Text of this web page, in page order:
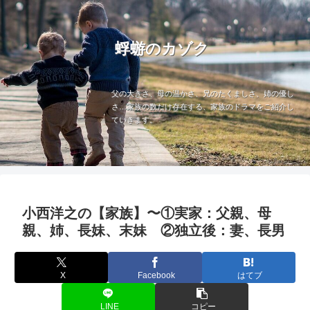
蜉蝣のカゾク
父の大きさ、母の温かさ、兄のたくましさ、姉の優し
さ…家族の数だけ存在する、家族のドラマをご紹介し
ていきます。
小西洋之の【家族】〜①実家：父親、母
親、姉、長妹、末妹 ②独立後：妻、長男
X Facebook はてブ
LINE コピー